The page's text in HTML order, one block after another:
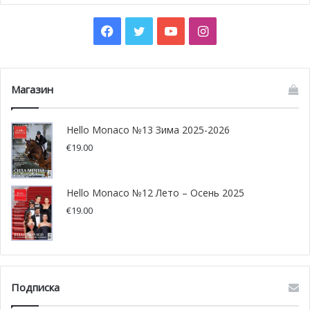
30-й выпуск Яхт-шоу Монако будет проводиться на
некоммерческой основеи призван непосредственно
поддержать всех участников и экспонентов рынка,
Высочайшие стандарты
Facebook
TwitterYouTubeInstagram
Магазин
Hello Monaco №13 Зима 2025-2026
€19.00
Hello Monaco №12 Лето – Осень 2025
€19.00
Подписка